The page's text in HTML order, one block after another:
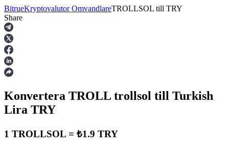
Terminer
BitrueKryptovalutor OmvandlareTROLLSOL till TRY
Share
Konvertera TROLL trollsol till Turkish
Lira TRY
1 TROLLSOL = ₺1.9 TRY